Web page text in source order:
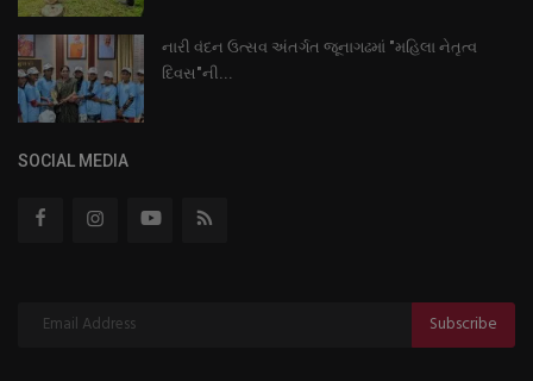
નારી વંદન ઉત્સવ અંતર્ગત જૂનાગઢમાં "મહિલા નેતૃત્વ
દિવસ"ની...
SOCIAL MEDIA
Subscribe